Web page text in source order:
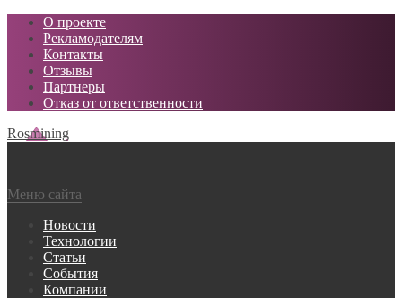
О проекте
Рекламодателям
Контакты
Отзывы
Партнеры
Отказ от ответственности
Rosmining
Меню сайта
Новости
Технологии
Статьи
События
Компании